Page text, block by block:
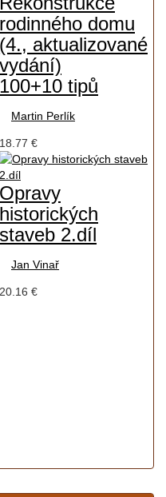
rodinného domu
(4., aktualizované
vydání)
100+10 tipů
Martin Perlík
18.77 €
Opravy
historických
staveb 2.díl
Jan Vinař
20.16 €